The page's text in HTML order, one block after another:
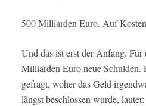
500 Milliarden Euro. Auf
Und das ist erst der Anfang.
Milliarden Euro neue Schulden.
gefragt, woher das Geld
längst beschlossen wurde,